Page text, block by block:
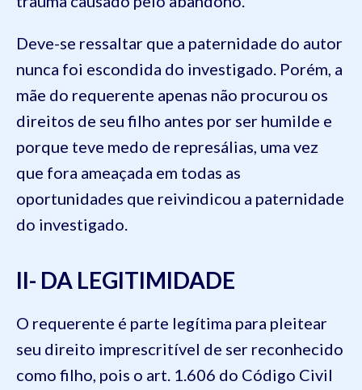
Deve-se ressaltar que a paternidade do autor
nunca foi escondida do investigado. Porém, a
mãe do requerente apenas não procurou os
direitos de seu filho antes por ser humilde e
porque teve medo de represálias, uma vez
que fora ameaçada em todas as
oportunidades que reivindicou a paternidade
do investigado.
II- DA LEGITIMIDADE
O requerente é parte legítima para pleitear
seu direito imprescritível de ser reconhecido
como filho, pois o art. 1.606 do Código Civil